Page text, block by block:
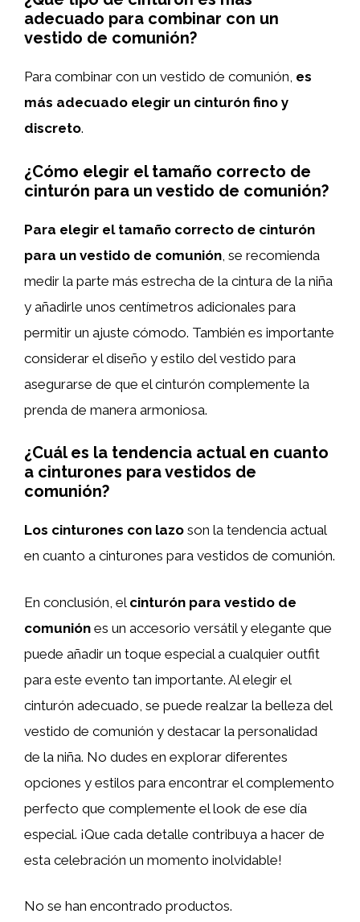
adecuado para combinar con un
vestido de comunión?
Para combinar con un vestido de comunión, es
más adecuado elegir un cinturón fino y
discreto.
¿Cómo elegir el tamaño correcto de
cinturón para un vestido de comunión?
Para elegir el tamaño correcto de cinturón
para un vestido de comunión , se recomienda
medir la parte más estrecha de la cintura de la niña
y añadirle unos centímetros adicionales para
permitir un ajuste cómodo. También es importante
considerar el diseño y estilo del vestido para
asegurarse de que el cinturón complemente la
prenda de manera armoniosa.
¿Cuál es la tendencia actual en cuanto
a cinturones para vestidos de
comunión?
Los cinturones con lazo son la tendencia actual
en cuanto a cinturones para vestidos de comunión.
En conclusión, el cinturón para vestido de
comunión es un accesorio versátil y elegante que
puede añadir un toque especial a cualquier outfit
para este evento tan importante. Al elegir el
cinturón adecuado, se puede realzar la belleza del
vestido de comunión y destacar la personalidad
de la niña. No dudes en explorar diferentes
opciones y estilos para encontrar el complemento
perfecto que complemente el look de ese día
especial. ¡Que cada detalle contribuya a hacer de
esta celebración un momento inolvidable!
No se han encontrado productos.